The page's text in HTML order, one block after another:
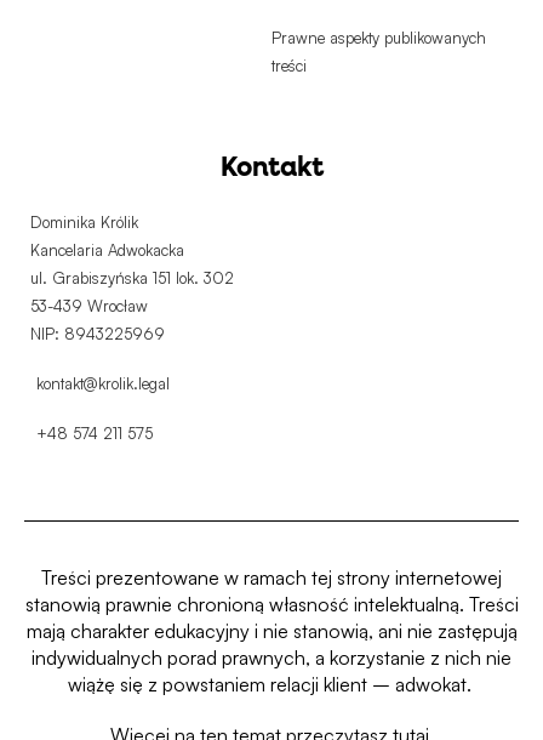
Prawne aspekty publikowanych
treści
Kontakt
Dominika Królik
Kancelaria Adwokacka
ul. Grabiszyńska 151 lok. 302
53-439 Wrocław
NIP: 8943225969
kontakt@krolik.legal
+48 574 211 575
Treści prezentowane w ramach tej strony internetowej
stanowią prawnie chronioną własność intelektualną. Treści
mają charakter edukacyjny i nie stanowią, ani nie zastępują
indywidualnych porad prawnych, a korzystanie z nich nie
wiążę się z powstaniem relacji klient – adwokat.
Więcej na ten temat przeczytasz tutaj.